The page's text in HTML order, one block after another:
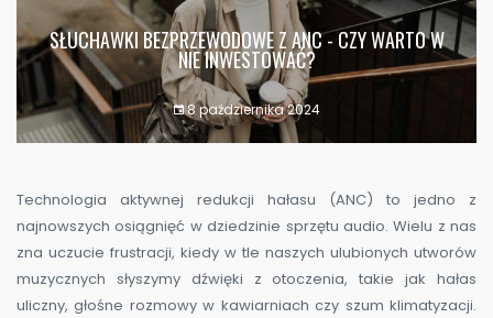
SŁUCHAWKI BEZPRZEWODOWE Z ANC - CZY WARTO W
NIE INWESTOWAĆ?
8 października 2024
Technologia aktywnej redukcji hałasu (ANC) to jedno z
najnowszych osiągnięć w dziedzinie sprzętu audio. Wielu z nas
zna uczucie frustracji, kiedy w tle naszych ulubionych utworów
muzycznych słyszymy dźwięki z otoczenia, takie jak hałas
uliczny, głośne rozmowy w kawiarniach czy szum klimatyzacji.